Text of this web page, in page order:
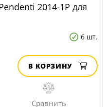
2014-1P для
6 шт.
В КОРЗИНУ